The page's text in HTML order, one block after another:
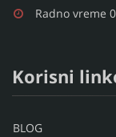
Radno vreme
Korisni
BLOG